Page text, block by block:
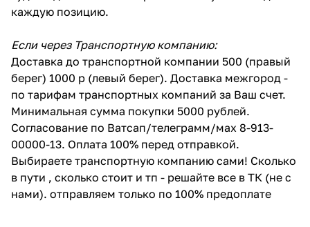
каждую позицию.
Если через Транспортную компанию:
Доставка до транспортной компании 500 (правый
берег) 1000 р (левый берег). Доставка межгород -
по тарифам транспортных компаний за Ваш счет.
Минимальная сумма покупки 5000 рублей.
Согласование по Ватсап/телеграмм/мах 8-913-
00000-13. Оплата 100% перед отправкой.
Выбираете транспортную компанию сами! Сколько
в пути , сколько стоит и тп - решайте все в ТК (не с
нами). отправляем только по 100% предоплате